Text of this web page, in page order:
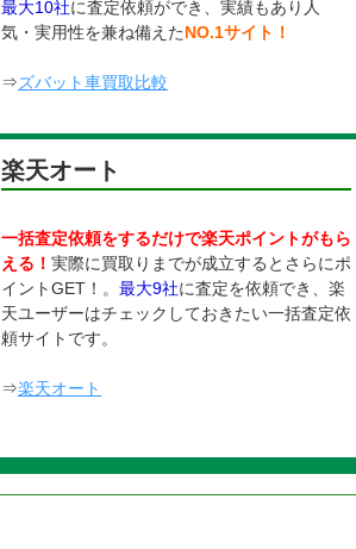
最大10社に査定依頼ができ、実績もあり人
気・実用性を兼ね備えたNO.1サイト！
⇒ズバット車買取比較
楽天オート
一括査定依頼をするだけで楽天ポイントがもら
える！実際に買取りまでが成立するとさらにポ
イントGET！。最大9社に査定を依頼でき、楽
天ユーザーはチェックしておきたい一括査定依
頼サイトです。
⇒楽天オート